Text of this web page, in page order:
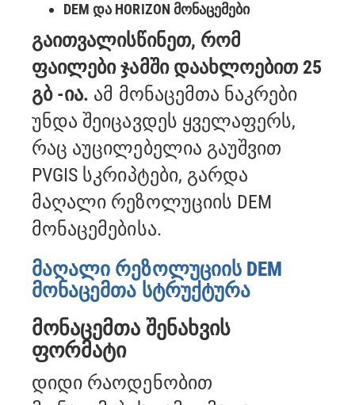
DEM და HORIZON მონაცემები
გაითვალისწინეთ, რომ
ფაილები ჯამში დაახლოებით 25
გბ -ია. ამ მონაცემთა ნაკრები
უნდა შეიცავდეს ყველაფერს,
რაც აუცილებელია გაუშვით
PVGIS სკრიპტები, გარდა
მაღალი რეზოლუციის DEM
მონაცემებისა.
მაღალი რეზოლუციის DEM
მონაცემთა სტრუქტურა
მონაცემთა შენახვის
ფორმატი
დიდი რაოდენობით